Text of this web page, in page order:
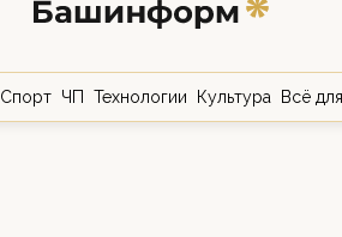
Спорт ЧП Технологии Культура Всё